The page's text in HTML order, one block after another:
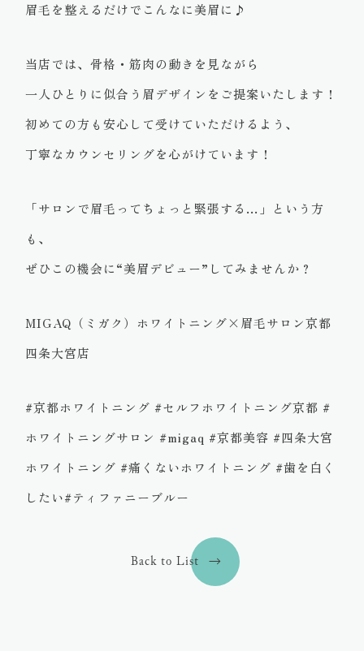
眉毛を整えるだけでこんなに美眉に♪
当店では、骨格・筋肉の動きを見ながら
一人ひとりに似合う眉デザインをご提案いたします！
初めての方も安心して受けていただけるよう、
丁寧なカウンセリングを心がけています！
「サロンで眉毛ってちょっと緊張する…」という方
も、
ぜひこの機会に“美眉デビュー”してみませんか？
MIGAQ（ミガク）ホワイトニング×眉毛サロン京都
四条大宮店
#京都ホワイトニング #セルフホワイトニング京都 #
ホワイトニングサロン #migaq #京都美容 #四条大宮
ホワイトニング #痛くないホワイトニング #歯を白く
したい#ティファニーブルー
Back to List